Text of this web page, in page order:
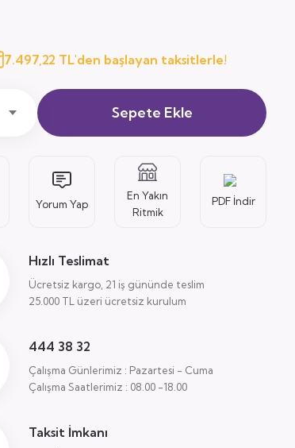
7.497,22 TL'den başlayan taksitlerle!
Sepete Ekle
Yorum Yap
En Yakın
Ritmik
PDF İndir
Hızlı Teslimat
Ücretsiz kargo, 21 iş gününde teslim
25.000 TL üzeri ücretsiz kurulum
444 38 32
Çalışma Günlerimiz : Pazartesi - Cuma
Çalışma Saatlerimiz : 08.00 -18.00
Taksit İmkanı